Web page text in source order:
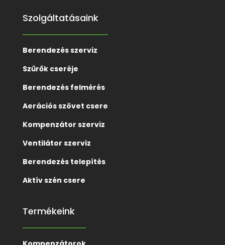
Szolgáltatásaink
Berendezés szerviz
Szűrők cseréje
Berendezés felmérés
Aerációs szövet csere
Kompenzátor szerviz
Ventilátor szerviz
Berendezés telepítés
Aktív szén csere
Termékeink